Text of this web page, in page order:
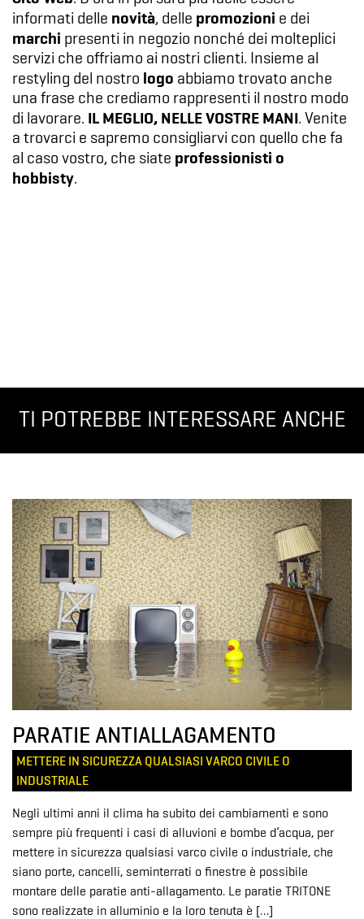
informati delle novità, delle promozioni e dei
marchi presenti in negozio nonché dei molteplici
servizi che offriamo ai nostri clienti. Insieme al
restyling del nostro logo abbiamo trovato anche
una frase che crediamo rappresenti il nostro modo
di lavorare. IL MEGLIO, NELLE VOSTRE MANI. Venite
a trovarci e sapremo consigliarvi con quello che fa
al caso vostro, che siate professionisti o
hobbisty.
TI POTREBBE INTERESSARE ANCHE
PARATIE ANTIALLAGAMENTO
METTERE IN SICUREZZA QUALSIASI VARCO CIVILE O
INDUSTRIALE
Negli ultimi anni il clima ha subito dei cambiamenti e sono
sempre più frequenti i casi di alluvioni e bombe d’acqua, per
mettere in sicurezza qualsiasi varco civile o industriale, che
siano porte, cancelli, seminterrati o finestre è possibile
montare delle paratie anti-allagamento. Le paratie TRITONE
sono realizzate in alluminio e la loro tenuta è […]